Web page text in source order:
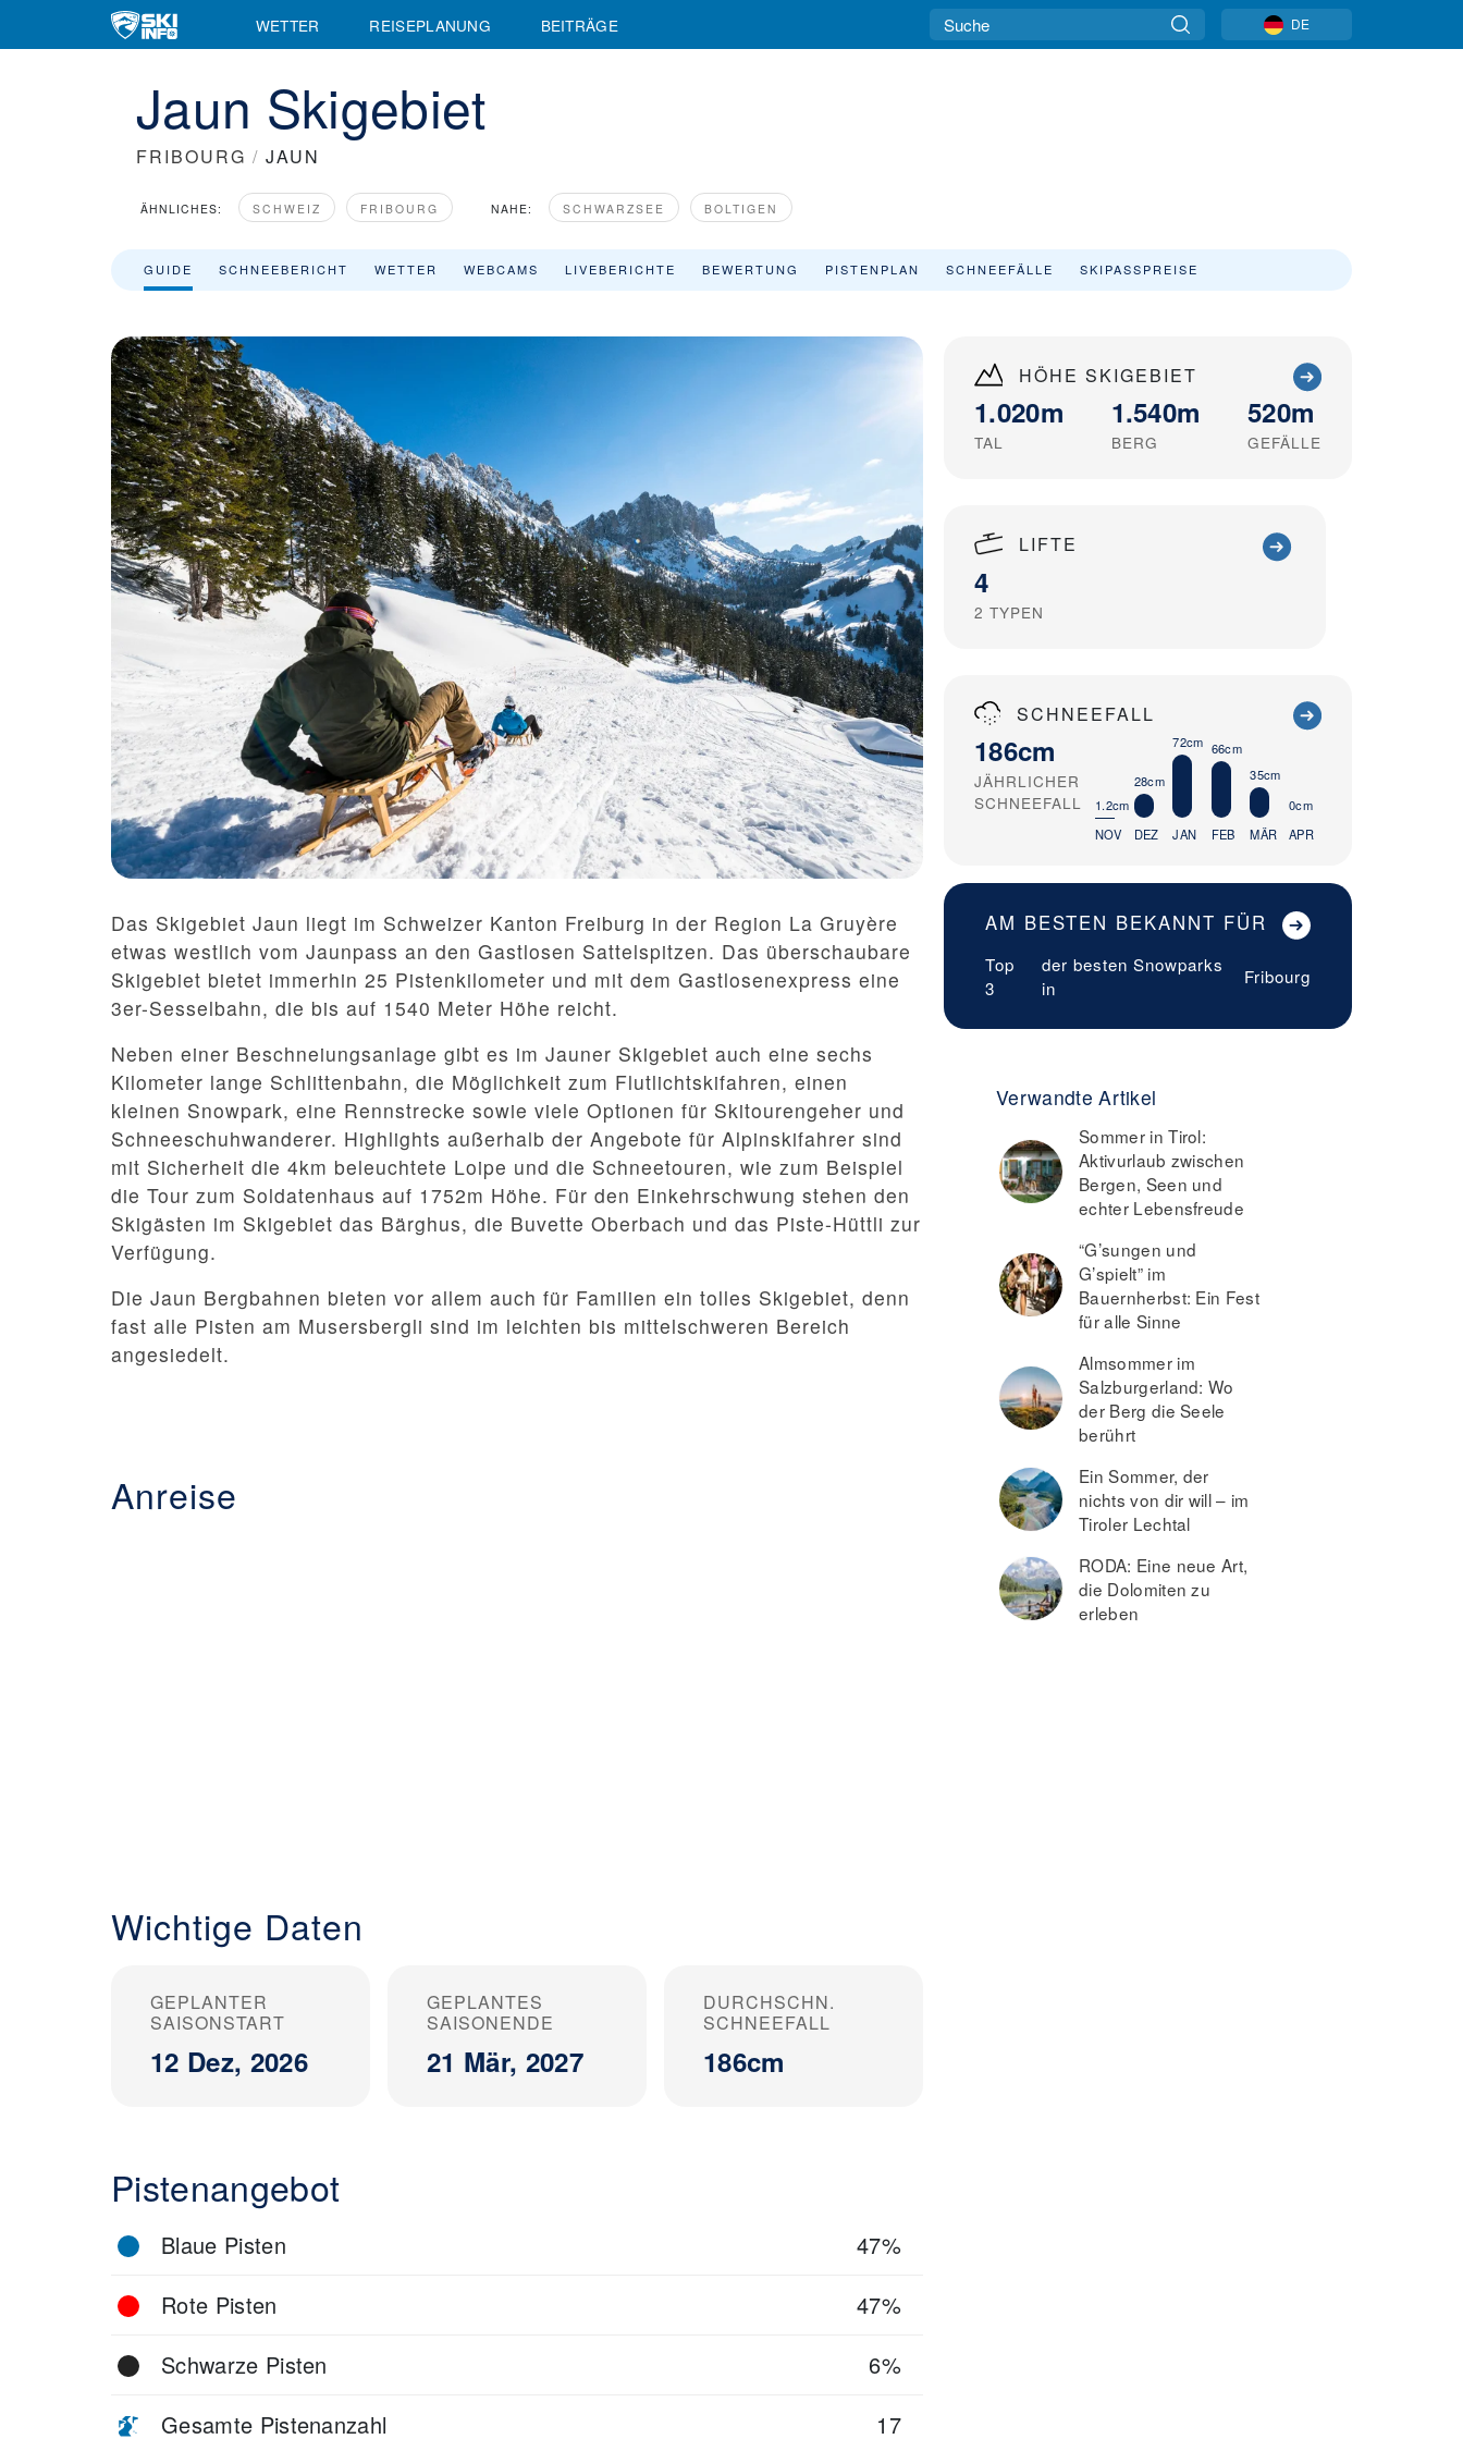
WETTER REISEPLANUNG BEITRÄGE DE
Jaun Skigebiet
FRIBOURG / JAUN
ÄHNLICHES: SCHWEIZ FRIBOURG NAHE: SCHWARZSEE BOLTIGEN
GUIDE SCHNEEBERICHT WETTER WEBCAMS LIVEBERICHTE BEWERTUNG PISTENPLAN SCHNEEFÄLLE SKIPASSPREISE
HÖHE SKIGEBIET
1.020m
TAL
1.540m
BERG
520m
GEFÄLLE
LIFTE
4
2 TYPEN
SCHNEEFALL
186cm
JÄHRLICHER
SCHNEEFALL
1.2cm
NOV
28cm
DEZ
72cm
JAN
66cm
FEB
35cm
MÄR
0cm
APR
AM BESTEN BEKANNT FÜR
Top
3
der besten Snowparks
in
Fribourg
Verwandte Artikel
Sommer in Tirol:
Aktivurlaub zwischen
Bergen, Seen und
echter Lebensfreude
“G’sungen und
G’spielt” im
Bauernherbst: Ein Fest
für alle Sinne
Almsommer im
Salzburgerland: Wo
der Berg die Seele
berührt
Ein Sommer, der
nichts von dir will – im
Tiroler Lechtal
RODA: Eine neue Art,
die Dolomiten zu
erleben
Das Skigebiet Jaun liegt im Schweizer Kanton Freiburg in der Region La Gruyère
etwas westlich vom Jaunpass an den Gastlosen Sattelspitzen. Das überschaubare
Skigebiet bietet immerhin 25 Pistenkilometer und mit dem Gastlosenexpress eine
3er-Sesselbahn, die bis auf 1540 Meter Höhe reicht.
Neben einer Beschneiungsanlage gibt es im Jauner Skigebiet auch eine sechs
Kilometer lange Schlittenbahn, die Möglichkeit zum Flutlichtskifahren, einen
kleinen Snowpark, eine Rennstrecke sowie viele Optionen für Skitourengeher und
Schneeschuhwanderer. Highlights außerhalb der Angebote für Alpinskifahrer sind
mit Sicherheit die 4km beleuchtete Loipe und die Schneetouren, wie zum Beispiel
die Tour zum Soldatenhaus auf 1752m Höhe. Für den Einkehrschwung stehen den
Skigästen im Skigebiet das Bärghus, die Buvette Oberbach und das Piste-Hüttli zur
Verfügung.
Die Jaun Bergbahnen bieten vor allem auch für Familien ein tolles Skigebiet, denn
fast alle Pisten am Musersbergli sind im leichten bis mittelschweren Bereich
angesiedelt.
Anreise
Wichtige Daten
GEPLANTER
SAISONSTART
12 Dez, 2026
GEPLANTES
SAISONENDE
21 Mär, 2027
DURCHSCHN.
SCHNEEFALL
186cm
Pistenangebot
Blaue Pisten
47%
Rote Pisten
47%
Schwarze Pisten
6%
Gesamte Pistenanzahl
17